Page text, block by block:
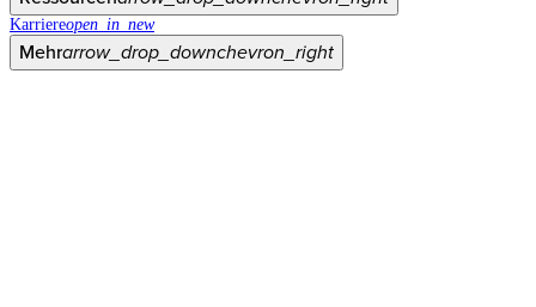
Karriereopen_in_new
Mehrarrow_drop_downchevron_right